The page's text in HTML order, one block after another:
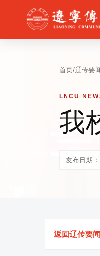
首页/辽传要
LNCU
我
发布日期
返回辽传要闻